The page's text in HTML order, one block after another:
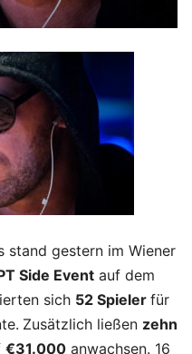
stand gestern im Wiener
Side Event auf dem
sich 52 Spieler für
Zusätzlich ließen zehn
€31.000 anwachsen. 16